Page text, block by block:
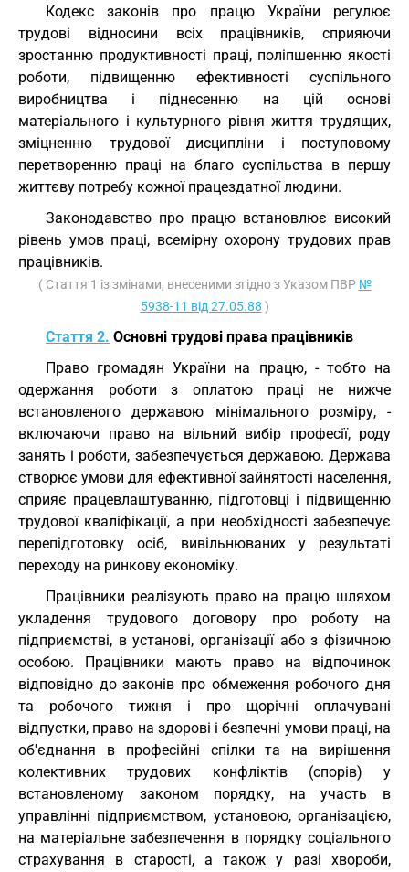
Кодекс законів про працю України регулює
трудові відносини всіх працівників, сприяючи
зростанню продуктивності праці, поліпшенню якості
роботи, підвищенню ефективності суспільного
виробництва і піднесенню на цій основі
матеріального і культурного рівня життя трудящих,
зміцненню трудової дисципліни і поступовому
перетворенню праці на благо суспільства в першу
життєву потребу кожної працездатної людини.
Законодавство про працю встановлює високий
рівень умов праці, всемірну охорону трудових прав
працівників.
( Стаття 1 із змінами, внесеними згідно з Указом ПВР №
5938-11 від 27.05.88 )
Стаття 2. Основні трудові права працівників
Право громадян України на працю, - тобто на
одержання роботи з оплатою праці не нижче
встановленого державою мінімального розміру, -
включаючи право на вільний вибір професії, роду
занять і роботи, забезпечується державою. Держава
створює умови для ефективної зайнятості населення,
сприяє працевлаштуванню, підготовці і підвищенню
трудової кваліфікації, а при необхідності забезпечує
перепідготовку осіб, вивільнюваних у результаті
переходу на ринкову економіку.
Працівники реалізують право на працю шляхом
укладення трудового договору про роботу на
підприємстві, в установі, організації або з фізичною
особою. Працівники мають право на відпочинок
відповідно до законів про обмеження робочого дня
та робочого тижня і про щорічні оплачувані
відпустки, право на здорові і безпечні умови праці, на
об'єднання в професійні спілки та на вирішення
колективних трудових конфліктів (спорів) у
встановленому законом порядку, на участь в
управлінні підприємством, установою, організацією,
на матеріальне забезпечення в порядку соціального
страхування в старості, а також у разі хвороби,